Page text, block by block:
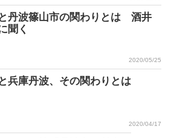
丹波篠山市の関わりとは 酒井
聞く
2020/05/25
兵庫丹波、その関わりとは
2020/04/17